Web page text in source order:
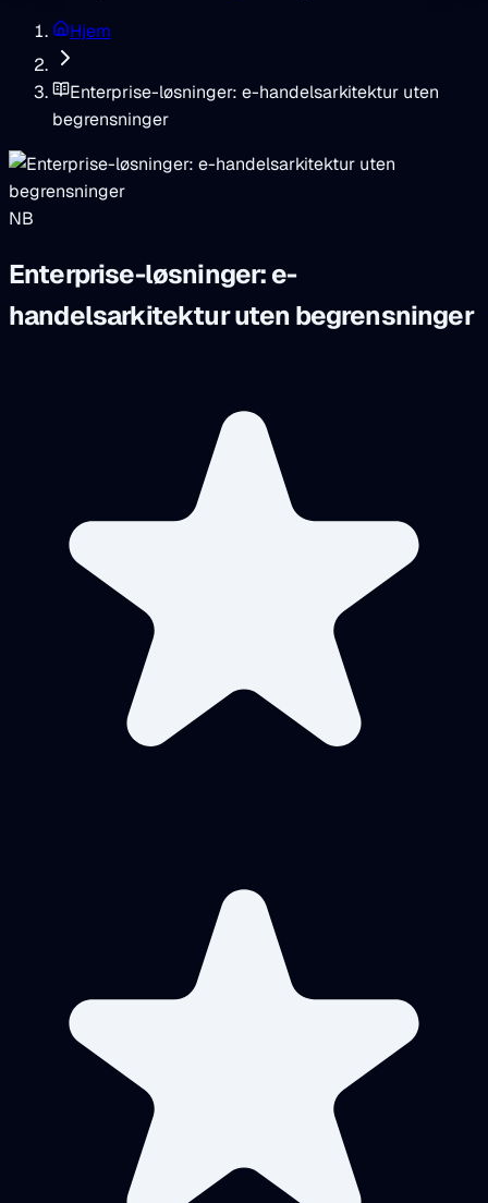
Hjem
Enterprise-løsninger: e-handelsarkitektur uten
begrensninger
NB
Enterprise-løsninger: e-
handelsarkitektur uten begrensninger